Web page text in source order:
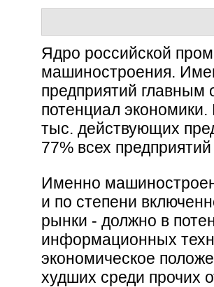
Ядро российской
машиностроения.
предприятий главным
потенциал
тыс. действующих
77% всех
Именно
и по степени
рынки - должно в
информационных
экономическое
худших среди прочих